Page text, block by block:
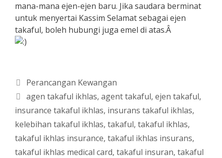
mana-mana ejen-ejen baru. Jika saudara berminat
untuk menyertai Kassim Selamat sebagai ejen
takaful, boleh hubungi juga emel di atas.Â
Categories
Perancangan Kewangan
Tags
agen takaful ikhlas, agent takaful, ejen takaful,
insurance takaful ikhlas, insurans takaful ikhlas,
kelebihan takaful ikhlas, takaful, takaful ikhlas,
takaful ikhlas insurance, takaful ikhlas insurans,
takaful ikhlas medical card, takaful insuran, takaful